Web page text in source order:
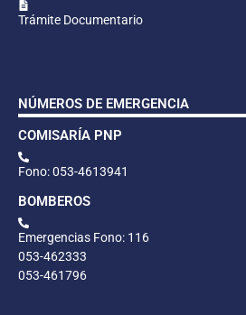
Trámite Documentario
NÚMEROS DE EMERGENCIA
COMISARÍA PNP
Fono: 053-4613941
BOMBEROS
Emergencias Fono: 116
053-462333
053-461796